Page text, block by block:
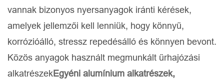
vannak bizonyos nyersanyagok iránti kérések,
amelyek jellemzői kell lenniük, hogy könnyű,
korrózióálló, stressz repedésálló és könnyen bevont.
Közös anyagok használt megmunkált űrhajózási
alkatrészekEgyéni alumínium alkatrészek,